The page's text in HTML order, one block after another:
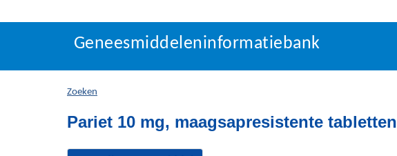
Geneesmiddeleninformatiebank
U
hier:
Geneesmiddeleninformatiebank
Zoeken
Pariet 10 mg, maagsapresistente tabletten